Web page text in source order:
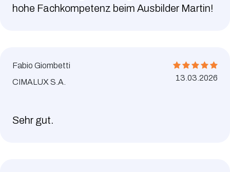
hohe Fachkompetenz beim Ausbilder Martin!
Fabio Giombetti
CIMALUX S.A.
13.03.2026
Sehr gut.